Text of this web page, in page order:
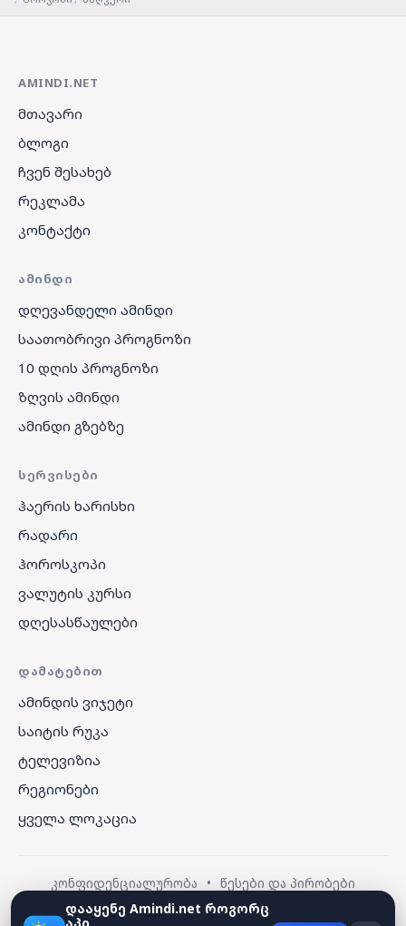
AMINDI.NET
მთავარი
ბლოგი
ჩვენ შესახებ
რეკლამა
კონტაქტი
ᲐᲛᲘᲜᲓᲘ
დღევანდელი ამინდი
საათობრივი პროგნოზი
10 დღის პროგნოზი
ზღვის ამინდი
ამინდი გზებზე
ᲡᲔᲠᲕᲘᲡᲔᲑᲘ
ჰაერის ხარისხი
რადარი
ჰოროსკოპი
ვალუტის კურსი
დღესასწაულები
ᲓᲐᲛᲐᲢᲔᲑᲘᲗ
ამინდის ვიჯეტი
საიტის რუკა
ტელევიზია
რეგიონები
ყველა ლოკაცია
კონფიდენციალურობა • წესები და პირობები
დააყენე Amindi.net როგორც